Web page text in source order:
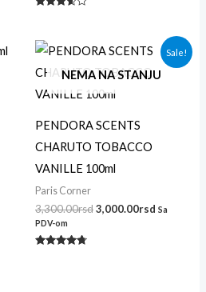
od 5
Sale!
NEMA NA STANJU
PENDORA SCENTS
CHARUTO TOBACCO
VANILLE 100ml
Paris Corner
3,300.00rsd
Originalna
cena
je
bila:
3,300.00rsd.
3,000.00rsd
Trenutna
cena
je:
Sa
PDV-om